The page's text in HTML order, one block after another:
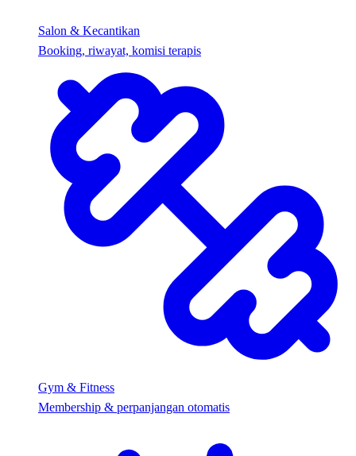
Salon & Kecantikan
Booking, riwayat, komisi terapis
Gym & Fitness
Membership & perpanjangan otomatis